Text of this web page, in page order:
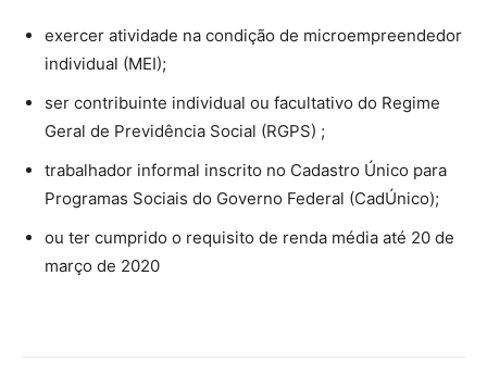
exercer atividade na condição de microempreendedor
individual (MEI);
ser contribuinte individual ou facultativo do Regime
Geral de Previdência Social (RGPS) ;
trabalhador informal inscrito no Cadastro Único para
Programas Sociais do Governo Federal (CadÚnico);
ou ter cumprido o requisito de renda média até 20 de
março de 2020